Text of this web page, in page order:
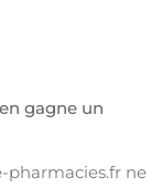
gagne un
pharmacies.fr ne